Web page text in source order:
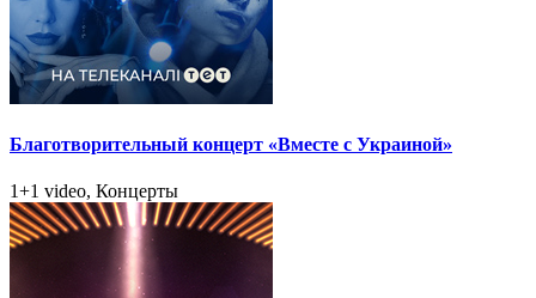
Благотворительный концерт «Вместе с Украиной»
1+1 video, Концерты